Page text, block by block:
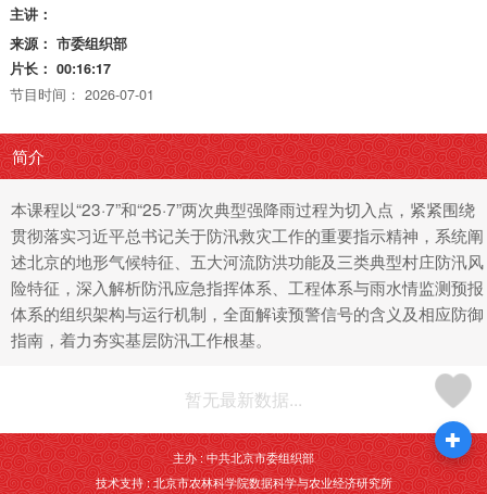
主讲：
来源： 市委组织部
片长： 00:16:17
节目时间： 2026-07-01
简介
本课程以“23·7”和“25·7”两次典型强降雨过程为切入点，紧紧围绕
贯彻落实习近平总书记关于防汛救灾工作的重要指示精神，系统阐
述北京的地形气候特征、五大河流防洪功能及三类典型村庄防汛风
险特征，深入解析防汛应急指挥体系、工程体系与雨水情监测预报
体系的组织架构与运行机制，全面解读预警信号的含义及相应防御
指南，着力夯实基层防汛工作根基。
暂无最新数据...
主办 : 中共北京市委组织部
技术支持 : 北京市农林科学院数据科学与农业经济研究所